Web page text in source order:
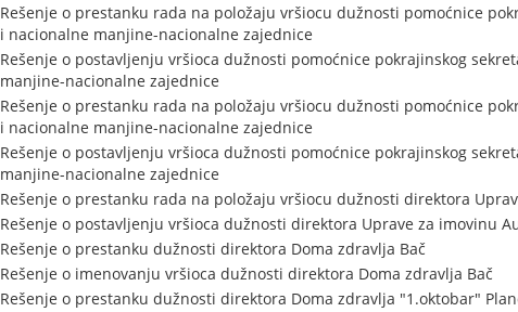
Rešenje o prestanku rada na položaju vršiocu dužnosti pomoćnice
i nacionalne manjine-nacionalne zajednice
Rešenje o postavljenju vršioca dužnosti pomoćnice pokrajinskog
manjine-nacionalne zajednice
Rešenje o prestanku rada na položaju vršiocu dužnosti pomoćnice
i nacionalne manjine-nacionalne zajednice
Rešenje o postavljenju vršioca dužnosti pomoćnice pokrajinskog
manjine-nacionalne zajednice
Rešenje o prestanku rada na položaju vršiocu dužnosti direktora
Rešenje o postavljenju vršioca dužnosti direktora Uprave za imovinu
Rešenje o prestanku dužnosti direktora Doma zdravlja Bač
Rešenje o imenovanju vršioca dužnosti direktora Doma zdravlja Bač
Rešenje o prestanku dužnosti direktora Doma zdravlja "1.oktobar"